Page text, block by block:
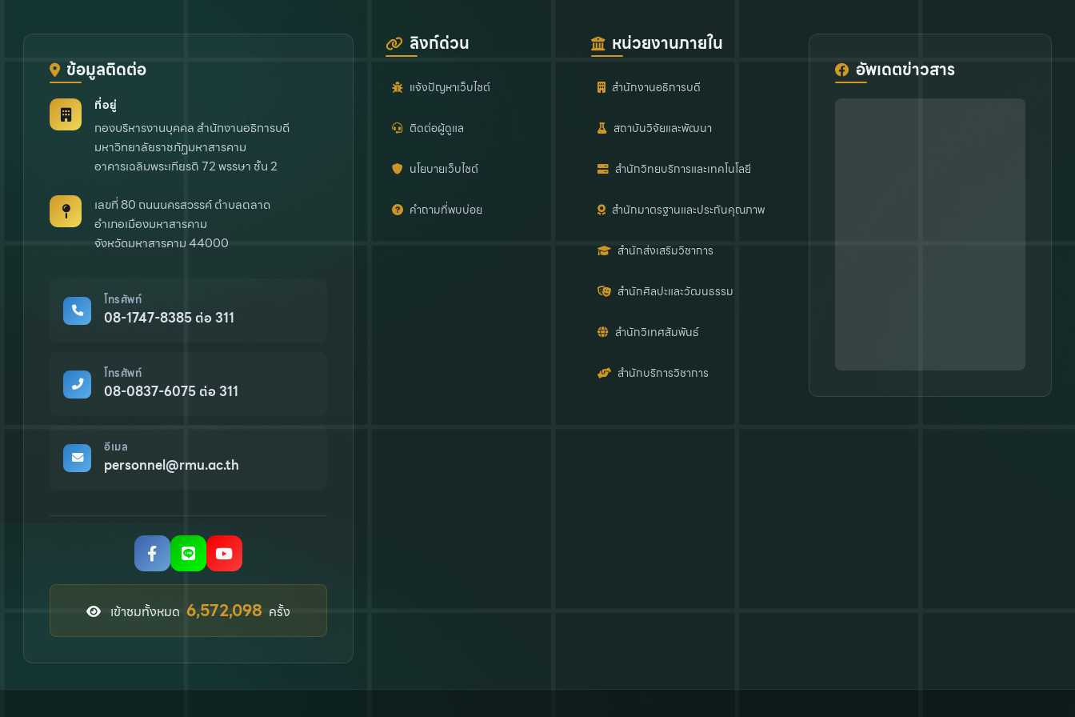
ข้อมูลติดต่อ
ที่อยู่
กองบริหารงานบุคคล สำนักงานอธิการบดี
มหาวิทยาลัยราชภัฏมหาสารคาม
อาคารเฉลิมพระเกียรติ 72 พรรษา ชั้น 2
เลขที่ 80 ถนนนครสวรรค์ ตำบลตลาด
อำเภอเมืองมหาสารคาม
จังหวัดมหาสารคาม 44000
โทรศัพท์
08-1747-8385 ต่อ 311
โทรศัพท์
08-0837-6075 ต่อ 311
อีเมล
personnel@rmu.ac.th
เข้าชมทั้งหมด 8,275,975 ครั้ง
ลิงก์ด่วน
แจ้งปัญหาเว็บไซต์
ติดต่อผู้ดูแล
นโยบายเว็บไซต์
คำถามที่พบบ่อย
หน่วยงานภายใน
สำนักงานอธิการบดี
สถาบันวิจัยและพัฒนา
สำนักวิทยบริการและเทคโนโลยี
สำนักมาตรฐานและประกันคุณภาพ
สำนักส่งเสริมวิชาการ
สำนักศิลปะและวัฒนธรรม
สำนักวิเทศสัมพันธ์
สำนักบริการวิชาการ
อัพเดตข่าวสาร